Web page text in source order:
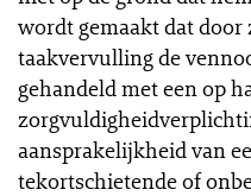
wordt gemaakt dat
taakvervulling de
gehandeld met een op
aansprakelijkheid van
tekortschietende of